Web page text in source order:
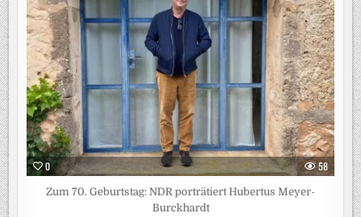
0 58
Zum 70. Geburtstag: NDR porträtiert Hubertus Meyer-
Burckhardt